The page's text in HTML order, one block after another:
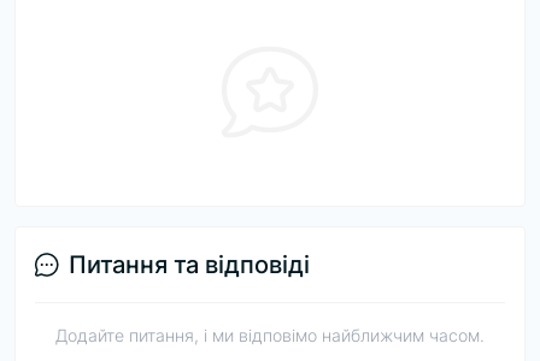
Питання та відповіді
Додайте питання, і ми відповімо найближчим часом.